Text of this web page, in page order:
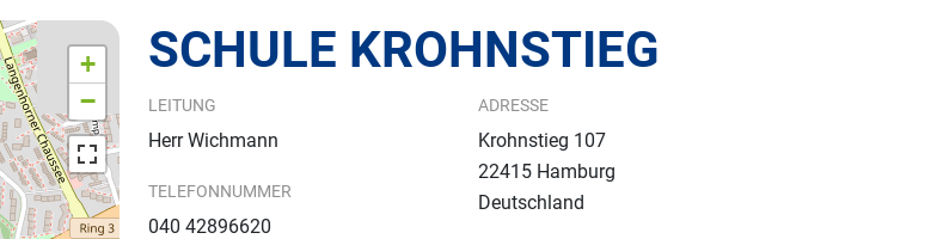
SCHULE KROHNSTIEG
LEITUNG
Herr Wichmann
TELEFONNUMMER
040 42896620
ADRESSE
Krohnstieg 107
22415 Hamburg
Deutschland
+
−